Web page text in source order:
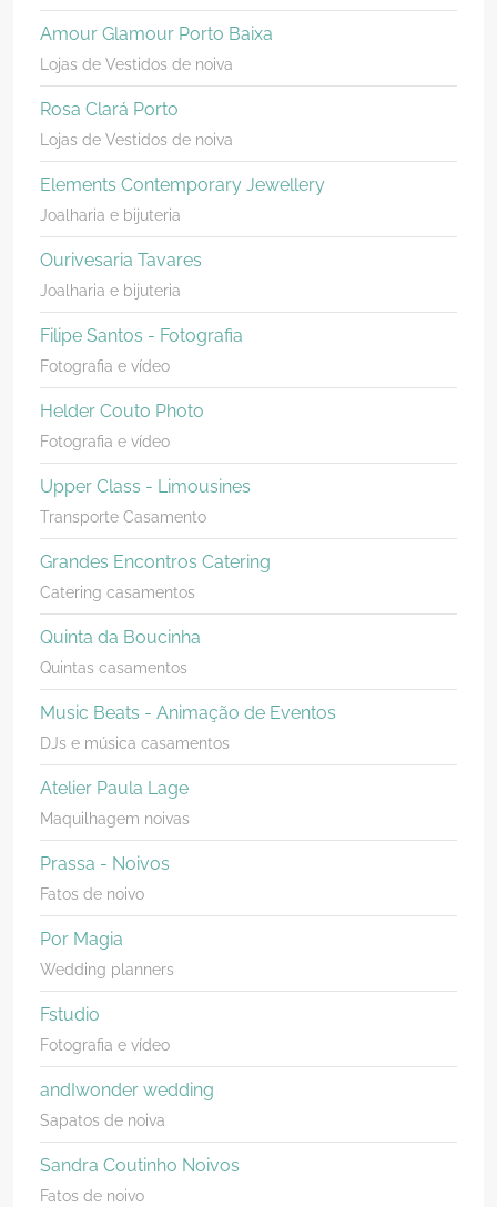
Amour Glamour Porto Baixa
Lojas de Vestidos de noiva
Rosa Clará Porto
Lojas de Vestidos de noiva
Elements Contemporary Jewellery
Joalharia e bijuteria
Ourivesaria Tavares
Joalharia e bijuteria
Filipe Santos - Fotografia
Fotografia e vídeo
Helder Couto Photo
Fotografia e vídeo
Upper Class - Limousines
Transporte Casamento
Grandes Encontros Catering
Catering casamentos
Quinta da Boucinha
Quintas casamentos
Music Beats - Animação de Eventos
DJs e música casamentos
Atelier Paula Lage
Maquilhagem noivas
Prassa - Noivos
Fatos de noivo
Por Magia
Wedding planners
Fstudio
Fotografia e vídeo
andIwonder wedding
Sapatos de noiva
Sandra Coutinho Noivos
Fatos de noivo